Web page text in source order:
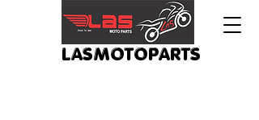
LASMOTOPARTS